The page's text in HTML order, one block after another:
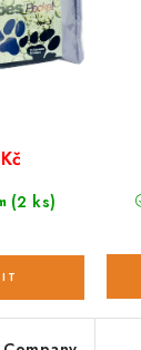
(2 ks)